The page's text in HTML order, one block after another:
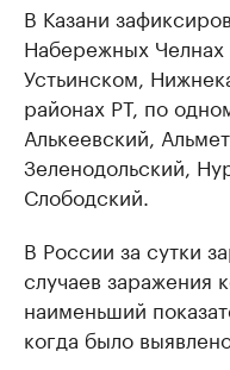
В Казани
Набережных
Устьинском,
районах РТ, по
Алькеевский,
Зеленодольский,
Слободский.
В России за сутки
случаев заражения
наименьший
когда было